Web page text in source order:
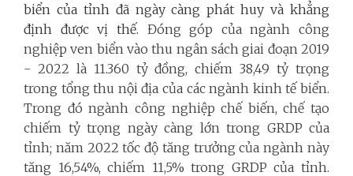
biển của tỉnh đã ngày càng phát huy và khẳng
định được vị thế. Đóng góp của ngành công
nghiệp ven biển vào thu ngân sách giai đoạn 2019
- 2022 là 11.360 tỷ đồng, chiếm 38,49 tỷ trọng
trong tổng thu nội địa của các ngành kinh tế biển.
Trong đó ngành công nghiệp chế biến, chế tạo
chiếm tỷ trọng ngày càng lớn trong GRDP của
tỉnh; năm 2022 tốc độ tăng trưởng của ngành này
tăng 16,54%, chiếm 11,5% trong GRDP của tỉnh.